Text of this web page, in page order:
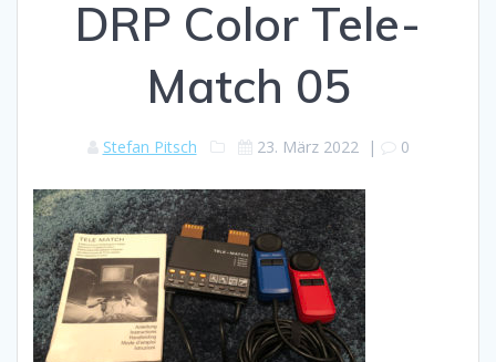
DRP Color Tele-
Match 05
Stefan Pitsch 23. März 2022 | 0